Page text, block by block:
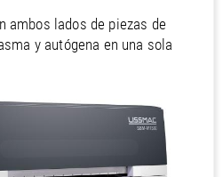
ambos lados de piezas de
y autógena en una sola